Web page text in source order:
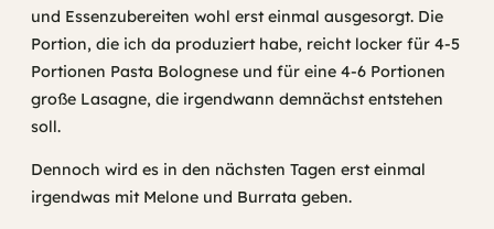
und Essenzubereiten wohl erst einmal ausgesorgt. Die
Portion, die ich da produziert habe, reicht locker für 4-5
Portionen Pasta Bolognese und für eine 4-6 Portionen
große Lasagne, die irgendwann demnächst entstehen
soll.
Dennoch wird es in den nächsten Tagen erst einmal
irgendwas mit Melone und Burrata geben.